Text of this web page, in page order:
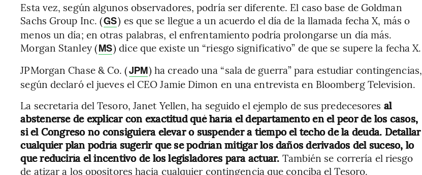
Esta vez, según algunos observadores, podría ser diferente. El caso base de Goldman
Sachs Group Inc. (GS) es que se llegue a un acuerdo el día de la llamada fecha X, más o
menos un día; en otras palabras, el enfrentamiento podría prolongarse un día más.
Morgan Stanley (MS) dice que existe un “riesgo significativo” de que se supere la fecha X.
JPMorgan Chase & Co. (JPM) ha creado una “sala de guerra” para estudiar contingencias,
según declaró el jueves el CEO Jamie Dimon en una entrevista en Bloomberg Television.
La secretaria del Tesoro, Janet Yellen, ha seguido el ejemplo de sus predecesores al
abstenerse de explicar con exactitud qué haría el departamento en el peor de los casos,
si el Congreso no consiguiera elevar o suspender a tiempo el techo de la deuda. Detallar
cualquier plan podría sugerir que se podrían mitigar los daños derivados del suceso, lo
que reduciría el incentivo de los legisladores para actuar. También se correría el riesgo
de atizar a los opositores hacia cualquier contingencia que conciba el Tesoro.